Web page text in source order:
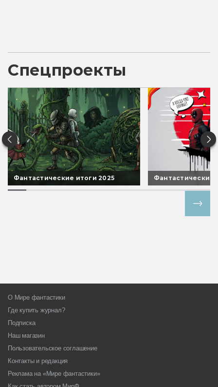
Спецпроекты
Фантастические итоги 2025 Фантастические
О Мире фантастики
Где купить журнал?
Подписка
Наш магазин
Пользовательское соглашение
Контакты и редакция
Реклама на «Мире фантастики»